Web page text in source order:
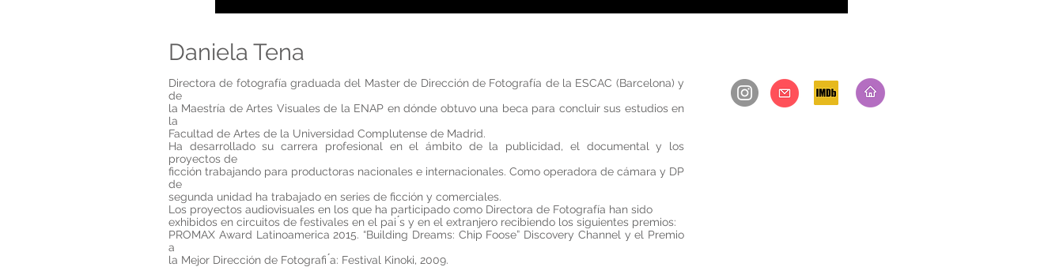
Daniela Tena
Directora de fotografía graduada del Master de Dirección de Fotografía de la ESCAC (Barcelona) y
de
la Maestría de Artes Visuales de la ENAP en dónde obtuvo una beca para concluir sus estudios en
la
Facultad de Artes de la Universidad Complutense de Madrid.
Ha desarrollado su carrera profesional en el ámbito de la publicidad, el documental y los
proyectos de
ficción trabajando para productoras nacionales e internacionales. Como operadora de cámara y DP
de
segunda unidad ha trabajado en series de ficción y comerciales.
Los proyectos audiovisuales en los que ha participado como Directora de Fotografía han sido
exhibidos en circuitos de festivales en el pai ́s y en el extranjero recibiendo los siguientes premios:
PROMAX Award Latinoamerica 2015. “Building Dreams: Chip Foose” Discovery Channel y el Premio
a
la Mejor Dirección de Fotografi ́a: Festival Kinoki, 2009.